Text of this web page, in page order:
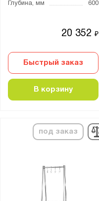
Глубина, мм
600
20 352₽
Быстрый заказ
В корзину
под заказ